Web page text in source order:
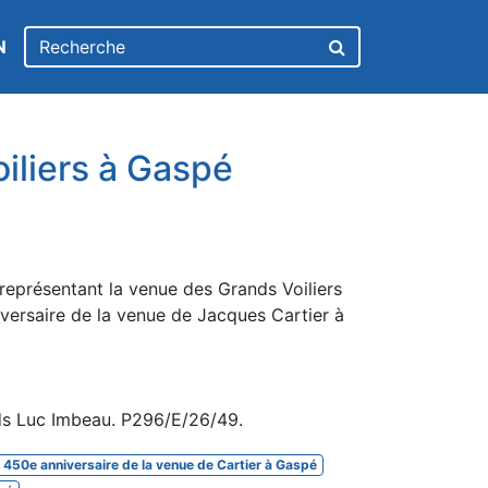
à Gaspé
la venue des Grands Voiliers
de la venue de Jacques Cartier à
Luc Imbeau. P296/E/26/49.
450e anniversaire de la venue de Cartier à Gaspé